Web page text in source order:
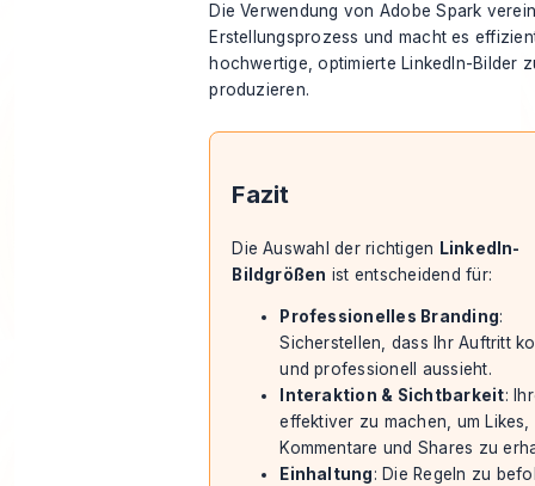
Die Verwendung von Adobe Spark
Erstellungsprozess und macht es
hochwertige, optimierte LinkedIn-Bilder
produzieren.
Fazit
Die Auswahl der richtigen LinkedIn-
Bildgrößen ist entscheidend für:
Professionelles Branding:
Sicherstellen, dass Ihr Auftritt
und professionell aussieht.
Interaktion & Sichtbarkeit:
effektiver zu machen, um Likes,
Kommentare und Shares zu
Einhaltung: Die Regeln zu